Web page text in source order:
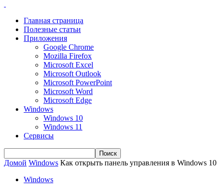
Главная страница
Полезные статьи
Приложения
Google Chrome
Mozilla Firefox
Microsoft Excel
Microsoft Outlook
Microsoft PowerPoint
Microsoft Word
Microsoft Edge
Windows
Windows 10
Windows 11
Сервисы
Домой Windows Как открыть панель управления в Windows 10
Windows